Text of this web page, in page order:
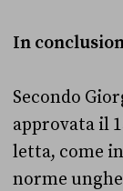
In
Secondo
approvata il
letta, come
norme